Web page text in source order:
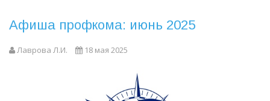
Афиша профкома: июнь 2025
Лаврова Л.И. 18 мая 2025